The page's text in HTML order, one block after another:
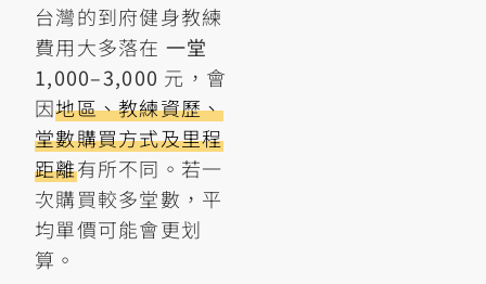
台灣的到府健身教練
費用大多落在 一堂
1,000–3,000 元，會
因地區、教練資歷、
堂數購買方式及里程
距離有所不同。若一
次購買較多堂數，平
均單價可能會更划
算。